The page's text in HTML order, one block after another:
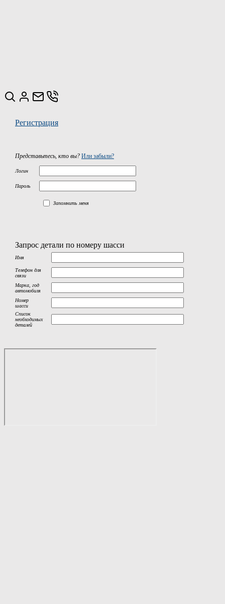
Регистрация
Представьтесь, кто вы? Или забыли?
Логин
Пароль
Запомнить меня
Запрос детали по номеру шасси
Имя
Телефон для
связи
Марка, год
автомобиля
Номер
шасси
Список
необходимых
деталей